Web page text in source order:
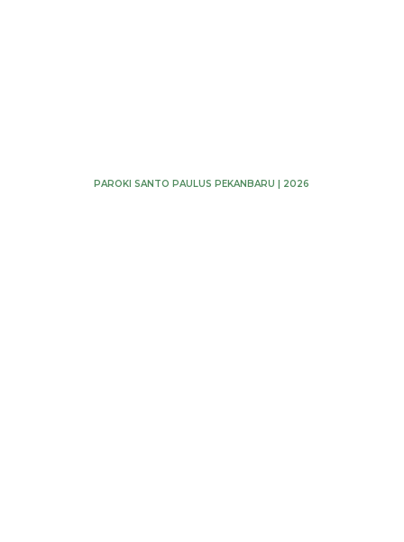
PAROKI SANTO PAULUS PEKANBARU | 2026